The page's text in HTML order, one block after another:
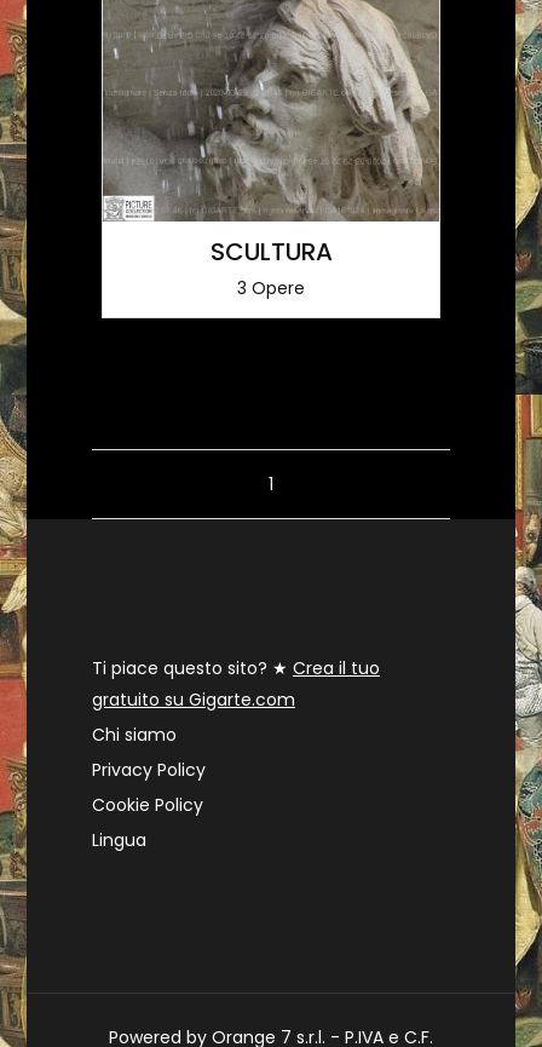
SCULTURA
3 Opere
1
Ti piace questo sito? ★ Crea il tuo
gratuito su Gigarte.com
Chi siamo
Privacy Policy
Cookie Policy
Lingua
Powered by Orange 7 s.r.l. - P.IVA e C.F.